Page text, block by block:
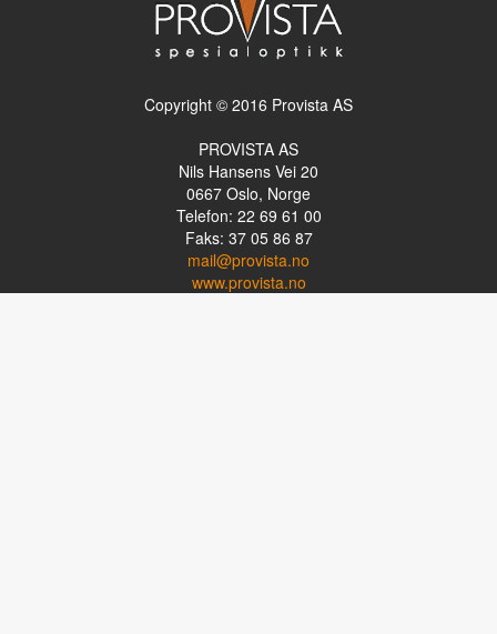
Copyright © 2016 Provista AS
PROVISTA AS
Nils Hansens Vei 20
0667 Oslo, Norge
Telefon: 22 69 61 00
Faks: 37 05 86 87
mail@provista.no
www.provista.no